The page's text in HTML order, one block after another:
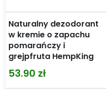
Naturalny dezodorant
w kremie o zapachu
pomarańczy i
grejpfruta HempKing
53.90 zł